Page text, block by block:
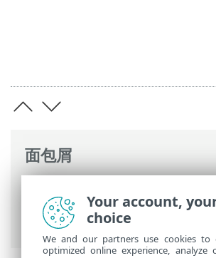
面包屑
高级设置
>扫描 >HIPS – 主机
> HIPS 规则管理
Your account,
choice
We and our partners use cookies
optimized online experience, analyze